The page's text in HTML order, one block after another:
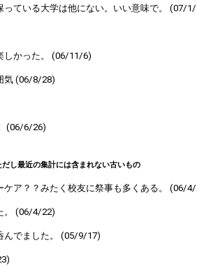
っている大学は他にない。いい意味で。 (07/
しかった。 (06/11/6)
気 (06/8/28)
(06/6/26)
し最近の集計には含まれない古いもの
ケア？？みたく校友に祭事も多くある。 (06/
。 (06/4/22)
んでました。 (05/9/17)